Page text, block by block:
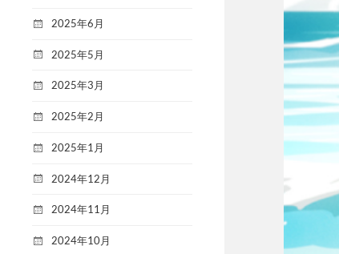
2025年6月
2025年5月
2025年3月
2025年2月
2025年1月
2024年12月
2024年11月
2024年10月